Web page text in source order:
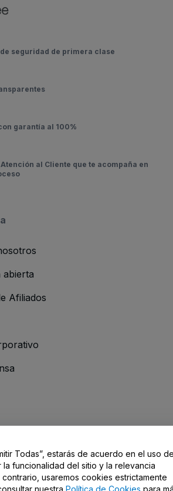
seguridad de primera clase
garantía al 100%
al Cliente que te acompaña en
abierta
Afiliados
/ Contacto
Todas”, estarás de acuerdo en el uso
funcionalidad del sitio y la relevancia
usaremos cookies estrictamente
nuestra Política de Cookies para